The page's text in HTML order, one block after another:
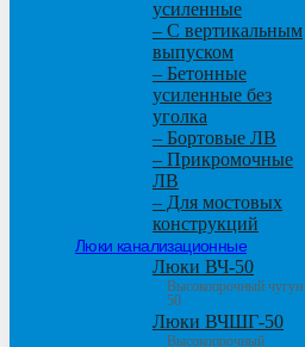
усиленные
– С вертикальным
выпуском
– Бетонные
усиленные без
уголка
– Бортовые ЛВ
– Прикромочные
ЛВ
– Для мостовых
конструкций
Люки канализационные
Люки ВЧ-50
Высокопрочный чугун
50
Люки ВЧШГ-50
Высокопрочный